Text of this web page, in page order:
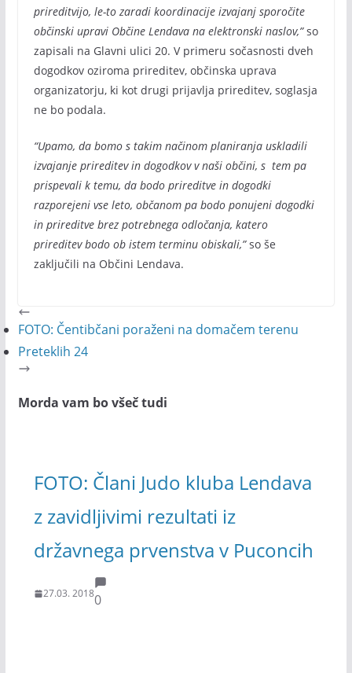
prireditvijo, le-to zaradi koordinacije izvajanj sporočite
občinski upravi Občine Lendava na elektronski naslov,”so
zapisali na Glavni ulici 20. V primeru sočasnosti dveh
dogodkov oziroma prireditev, občinska uprava
organizatorju, ki kot drugi prijavlja prireditev, soglasja
ne bo podala.
“Upamo, da bomo s takim načinom planiranja uskladili
izvajanje prireditev in dogodkov v naši občini, s tem pa
prispevali k temu, da bodo prireditve in dogodki
razporejeni vse leto, občanom pa bodo ponujeni dogodki
in prireditve brez potrebnega odločanja, katero
prireditev bodo ob istem terminu obiskali,”so še
zaključili na Občini Lendava.
FOTO: Čentibčani poraženi na domačem terenu
Preteklih 24
Morda vam bo všeč tudi
FOTO: Člani Judo kluba Lendava
z zavidljivimi rezultati iz
državnega prvenstva v Puconcih
27.03. 20180